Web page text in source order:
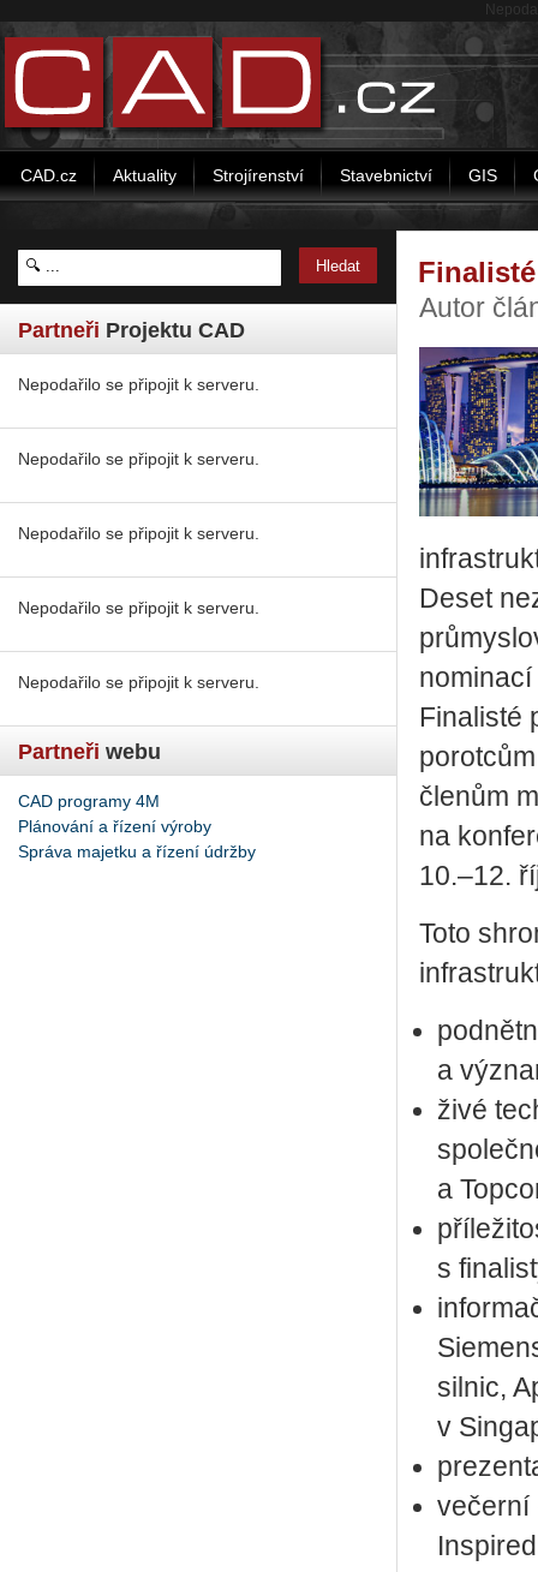
CAD.cz Aktuality Strojírenství Stavebnictví GIS
Partneři Projektu CAD
Nepodařilo se připojit k serveru.
Nepodařilo se připojit k serveru.
Nepodařilo se připojit k serveru.
Nepodařilo se připojit k serveru.
Nepodařilo se připojit k serveru.
Partneři webu
CAD programy 4M
Plánování a řízení výroby
Správa majetku a řízení údržby
Autor
Deset
Finalisté
členům
na
10.–12.
Toto
a
živé
a
s
silnic,
v
večerní